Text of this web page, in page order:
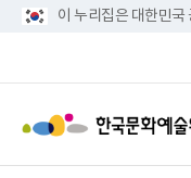
이 누리집은 대한민국